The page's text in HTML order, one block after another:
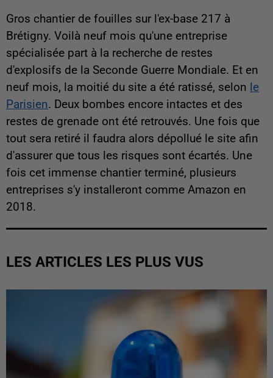
Gros chantier de fouilles sur l'ex-base 217 à
Brétigny. Voilà neuf mois qu'une entreprise
spécialisée part à la recherche de restes
d'explosifs de la Seconde Guerre Mondiale. Et en
neuf mois, la moitié du site a été ratissé, selon le
Parisien. Deux bombes encore intactes et des
restes de grenade ont été retrouvés. Une fois que
tout sera retiré il faudra alors dépollué le site afin
d'assurer que tous les risques sont écartés. Une
fois cet immense chantier terminé, plusieurs
entreprises s'y installeront comme Amazon en
2018.
LES ARTICLES LES PLUS VUS